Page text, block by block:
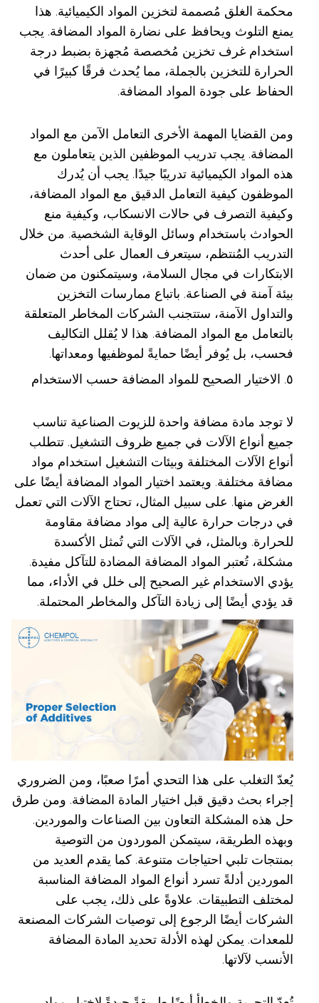
محكمة الغلق مُصممة لتخزين المواد الكيميائية. هذا
يمنع التلوث ويحافظ على نضارة المواد المضافة. يجب
استخدام غرف تخزين مُخصصة مُجهزة بضبط درجة
الحرارة للتخزين بالجملة، مما يُحدث فرقًا كبيرًا في
الحفاظ على جودة المواد المضافة.
ومن القضايا المهمة الأخرى التعامل الآمن مع المواد
المضافة. يجب تدريب الموظفين الذين يتعاملون مع
هذه المواد الكيميائية تدريبًا جيدًا. يجب أن يُدرك
الموظفون كيفية التعامل الدقيق مع المواد المضافة،
وكيفية التصرف في حالات الانسكاب، وكيفية منع
الحوادث باستخدام وسائل الوقاية الشخصية. من خلال
التدريب المُنتظم، سيتعرف العمال على أحدث
الابتكارات في مجال السلامة، وسيتمكنون من ضمان
بيئة آمنة في الصناعة. باتباع ممارسات التخزين
والتداول الآمنة، ستتجنب الشركات المخاطر المتعلقة
بالتعامل مع المواد المضافة. هذا لا يُقلل التكاليف
فحسب، بل يُوفر أيضًا حمايةً لموظفيها ومعداتها.
٥. الاختيار الصحيح للمواد المضافة حسب الاستخدام
لا توجد مادة مضافة واحدة للزيوت الصناعية تناسب
جميع أنواع الآلات في جميع ظروف التشغيل. تتطلب
أنواع الآلات المختلفة وبيئات التشغيل استخدام مواد
مضافة مختلفة. ويعتمد اختيار المواد المضافة أيضًا على
الغرض منها. على سبيل المثال، تحتاج الآلات التي تعمل
في درجات حرارة عالية إلى مواد مضافة مقاومة
للحرارة. وبالمثل، في الآلات التي تُمثل الأكسدة
مشكلة، تُعتبر المواد المضافة المضادة للتآكل مفيدة.
يؤدي الاستخدام غير الصحيح إلى خلل في الأداء، مما
قد يؤدي أيضًا إلى زيادة التآكل والمخاطر المحتملة.
يُعدّ التغلب على هذا التحدي أمرًا صعبًا، ومن الضروري
إجراء بحث دقيق قبل اختيار المادة المضافة. ومن طرق
حل هذه المشكلة التعاون بين الصناعات والموردين.
وبهذه الطريقة، سيتمكن الموردون من التوصية
بمنتجات تلبي احتياجات متنوعة. كما يقدم العديد من
الموردين أدلةً تسرد أنواع المواد المضافة المناسبة
لمختلف التطبيقات. علاوةً على ذلك، يجب على
الشركات أيضًا الرجوع إلى توصيات الشركات المصنعة
للمعدات. يمكن لهذه الأدلة تحديد المادة المضافة
الأنسب لآلاتها.